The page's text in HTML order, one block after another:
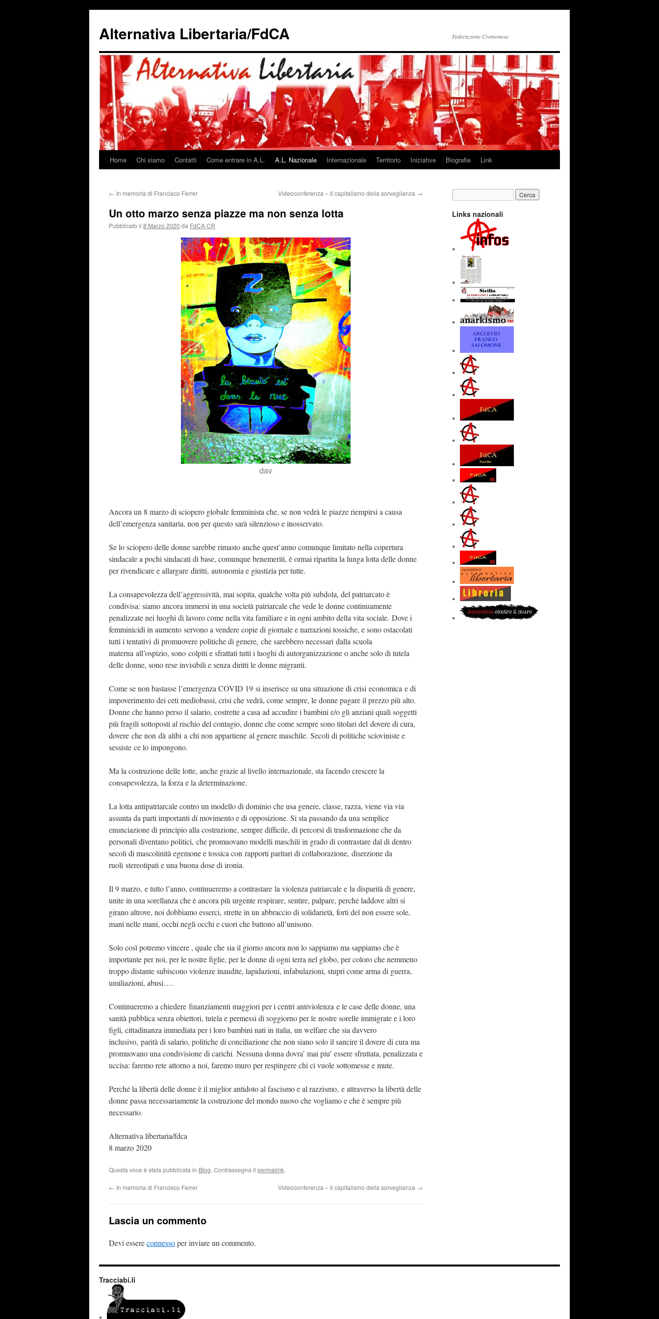
Alternativa Libertaria/FdCA Federazione Cremonese
Vai
contenuto
Home Chi siamo Contatti Come entrare in A.L. A.L. Nazionale Internazionale Territorio Iniziative Biografie Link
← In memoria di Francisco Ferrer Videoconferenza – Il capitalismo della sorveglianza →
Un otto marzo senza piazze ma non senza lotta
Pubblicato il 8 Marzo 2020 da FdCA CR
dav
Ancora un 8 marzo di sciopero globale femminista che, se non vedrà le piazze riempirsi a causa
dell’emergenza sanitaria, non per questo sarà silenzioso e inosservato.
Se lo sciopero delle donne sarebbe rimasto anche quest’anno comunque limitato nella copertura
sindacale a pochi sindacati di base, comunque benemeriti, è ormai ripartita la lunga lotta delle donne
per rivendicare e allargare diritti, autonomia e giustizia per tutte.
La consapevolezza dell’aggressività, mai sopita, qualche volta più subdola, del patriarcato è
condivisa: siamo ancora immersi in una società patriarcale che vede le donne continuamente
penalizzate nei luoghi di lavoro come nella vita familiare e in ogni ambito della vita sociale. Dove i
femminicidi in aumento servono a vendere copie di giornale e narrazioni tossiche, e sono ostacolati
tutti i tentativi di promuovere politiche di genere, che sarebbero necessari dalla scuola
materna all’ospizio, sono colpiti e sfrattati tutti i luoghi di autorganizzazione o anche solo di tutela
delle donne, sono rese invisibili e senza diritti le donne migranti.
Come se non bastasse l’emergenza COVID 19 si inserisce su una situazione di crisi economica e di
impoverimento dei ceti mediobassi, crisi che vedrà, come sempre, le donne pagare il prezzo più alto.
Donne che hanno perso il salario, costrette a casa ad accudire i bambini e/o gli anziani quali soggetti
più fragili sottoposti al rischio del contagio, donne che come sempre sono titolari del dovere di cura,
dovere che non dà alibi a chi non appartiene al genere maschile. Secoli di politiche scioviniste e
sessiste ce lo impongono.
Ma la costruzione delle lotte, anche grazie al livello internazionale, sta facendo crescere la
consapevolezza, la forza e la determinazione.
La lotta antipatriarcale contro un modello di dominio che usa genere, classe, razza, viene via via
assunta da parti importanti di movimento e di opposizione. Si sta passando da una semplice
enunciazione di principio alla costruzione, sempre difficile, di percorsi di trasformazione che da
personali diventano politici, che promuovano modelli maschili in grado di contrastare dal di dentro
secoli di mascolinità egemone e tossica con rapporti paritari di collaborazione, diserzione da
ruoli stereotipati e una buona dose di ironia.
Il 9 marzo, e tutto l’anno, continueremo a contrastare la violenza patriarcale e la disparità di genere,
unite in una sorellanza che è ancora più urgente respirare, sentire, palpare, perché laddove altri si
girano altrove, noi dobbiamo esserci, strette in un abbraccio di solidarietà, forti del non essere sole,
mani nelle mani, occhi negli occhi e cuori che battono all’unisono.
Solo così potremo vincere , quale che sia il giorno ancora non lo sappiamo ma sappiamo che è
importante per noi, per le nostre figlie, per le donne di ogni terra nel globo, per coloro che nemmeno
troppo distante subiscono violenze inaudite, lapidazioni, infabulazioni, stupri come arma di guerra,
umiliazioni, abusi….
Continueremo a chiedere finanziamenti maggiori per i centri antiviolenza e le case delle donne, una
sanità pubblica senza obiettori, tutela e permessi di soggiorno per le nostre sorelle immigrate e i loro
figli, cittadinanza immediata per i loro bambini nati in italia, un welfare che sia davvero
inclusivo, parità di salario, politiche di conciliazione che non siano solo il sancire il dovere di cura ma
promuovano una condivisione di carichi. Nessuna donna dovra’ mai piu’ essere sfruttata, penalizzata e
uccisa: faremo rete attorno a noi, faremo muro per respingere chi ci vuole sottomesse e mute.
Perché la libertà delle donne è il miglior antidoto al fascismo e al razzismo, e attraverso la libertà delle
donne passa necessariamente la costruzione del mondo nuovo che vogliamo e che è sempre più
necessario.
Alternativa libertaria/fdca
8 marzo 2020
Questa voce è stata pubblicata in Blog. Contrassegna il permalink.
← In memoria di Francisco Ferrer Videoconferenza – Il capitalismo della sorveglianza →
Lascia un commento
Devi essereconnessoper inviare un commento.
Links nazionali
Tracciabi.li